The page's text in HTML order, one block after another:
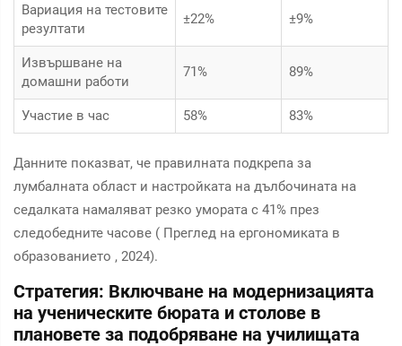
Вариация на тестовите
резултати
±22% ±9%
Извършване на
домашни работи
71% 89%
Участие в час 58% 83%
Данните показват, че правилната подкрепа за
лумбалната област и настройката на дълбочината на
седалката намаляват резко умората с 41% през
следобедните часове ( Преглед на ергономиката в
образованието , 2024).
Стратегия: Включване на модернизацията
на ученическите бюрата и столове в
плановете за подобряване на училищата